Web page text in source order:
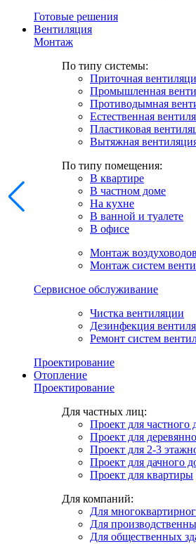
Готовые решения
Вентиляция
Монтаж
По типу системы:
Приточная
Промышленная
Противодымная
Естественная
Пластиковая
Вытяжная
По типу помещения:
В квартире
В частном доме
На кухне
В ванной и туалете
В офисе
Монтаж воздуховодов
Монтаж систем
Сервисное обслуживание
Чистка вентиляции
Дезинфекция
Ремонт систем
Проектирование
Отопление
Проектирование
Для частных лиц:
Проект для частного
Проект для
Проект для 2-3
Проект для дачного
Проект для квартиры
Для компаний:
Для
Для
Для общественных